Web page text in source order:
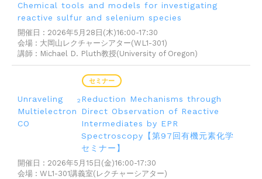
Chemical tools and models for investigating
reactive sulfur and selenium species
開催日 : 2026年5月28日(木)16:00-17:30
会場 : 大岡山レクチャーシアター(WL1-301)
講師 : Michael D. Pluth教授(University of Oregon)
Unraveling
Multielectron
CO
2 Reduction Mechanisms through
Direct Observation of Reactive
Intermediates by EPR
Spectroscopy【第97回有機元素化学
セミナー】
開催日 : 2026年5月15日(金)16:00-17:30
会場 : WL1-301講義室(レクチャーシアター)
セミナー